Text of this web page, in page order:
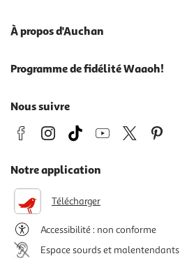
À propos d'Auchan
Programme de fidélité Waaoh!
Nous suivre
Notre application
Télécharger
Accessibilité : non conforme
Espace sourds et malentendants